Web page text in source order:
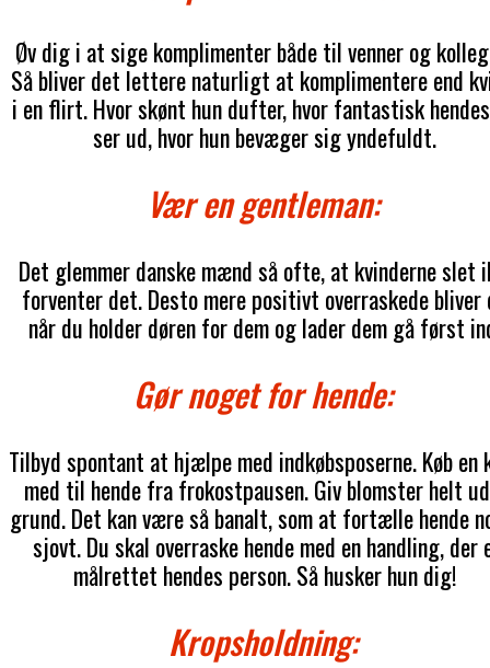
Øv dig i at sige komplimenter både til venner og
Så bliver det lettere naturligt at komplimentere end
i en flirt. Hvor skønt hun dufter, hvor fantastisk
ser ud, hvor hun bevæger sig yndefuldt.
Vær en gentleman:
Det glemmer danske mænd så ofte, at kvinderne slet
forventer det. Desto mere positivt overraskede bliver
når du holder døren for dem og lader dem gå først
Gør noget for hende:
Tilbyd spontant at hjælpe med indkøbsposerne. Køb en
med til hende fra frokostpausen. Giv blomster helt
grund. Det kan være så banalt, som at fortælle hende
sjovt. Du skal overraske hende med en handling, der
målrettet hendes person. Så husker hun dig!
Kropsholdning: